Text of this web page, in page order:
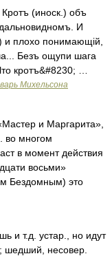
(иноск.) объ
И
и плохо понимающій,
Безъ ощупи шага
кротъ&#8230; …
Михельсона
и Маргарита»,
во многом
в момент действия
восьми»
Бездомным) это
и т.д. устар., но идут
шедший, несовер.